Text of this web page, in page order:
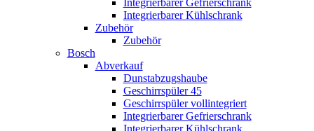
Integrierbarer Gefrierschrank
Integrierbarer Kühlschrank
Zubehör
Zubehör
Bosch
Abverkauf
Dunstabzugshaube
Geschirrspüler 45
Geschirrspüler vollintegriert
Integrierbarer Gefrierschrank
Integrierbarer Kühlschrank